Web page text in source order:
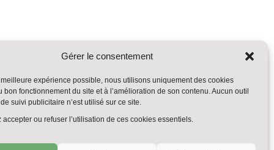
Gérer le consentement
expérience possible, nous utilisons uniquement des cookies
bon fonctionnement du site et à l’amélioration de son contenu. Aucun outil
suivi publicitaire n’est utilisé sur ce site.
accepter ou refuser l’utilisation de ces cookies essentiels.